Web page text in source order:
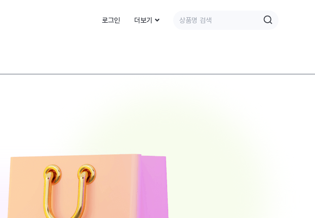
로그인 더보기